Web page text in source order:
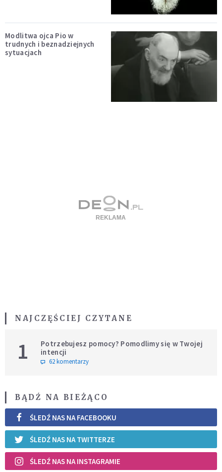
Modlitwa ojca Pio w
trudnych i beznadziejnych
sytuacjach
NAJCZĘŚCIEJ CZYTANE
1
Potrzebujesz pomocy? Pomodlimy się w Twojej
intencji
62 komentarzy
BĄDŹ NA BIEŻĄCO
ŚLEDŹ NAS NA FACEBOOKU
ŚLEDŹ NAS NA TWITTERZE
ŚLEDŹ NAS NA INSTAGRAMIE